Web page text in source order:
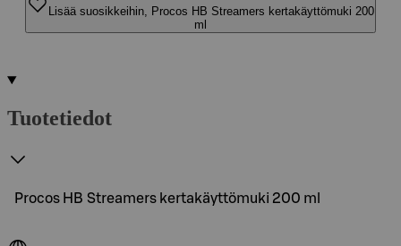
Lisää suosikkeihin, Procos HB Streamers kertakäyttömuki 200
ml
Tuotetiedot
Procos HB Streamers kertakäyttömuki 200 ml